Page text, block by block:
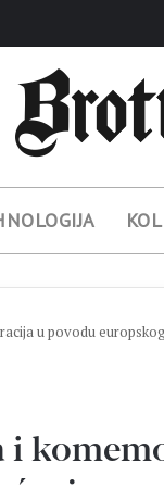
u povodu
i